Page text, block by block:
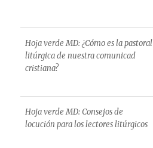
Hoja verde MD: ¿Cómo es la pastoral
litúrgica de nuestra comunicad
cristiana?
Hoja verde MD: Consejos de
locución para los lectores litúrgicos